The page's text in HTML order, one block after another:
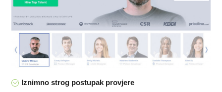
Iznimno strog postupak provjere